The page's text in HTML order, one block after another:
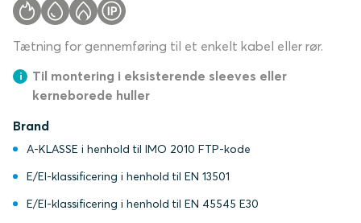
Tætning for gennemføring til et enkelt kabel eller rør.
Til montering i eksisterende sleeves eller
kerneborede huller
Brand
A-KLASSE i henhold til IMO 2010 FTP-kode
E/EI-klassificering i henhold til EN 13501
E/EI-klassificering i henhold til EN 45545 E30